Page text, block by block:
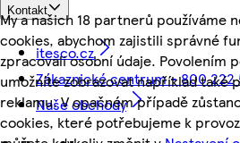
My a našich 18 partnerů používáme
cookies, abychom zajistili správné
zpracovali osobní údaje. Povolením
umožníte zobrazovat například také
reklamu. V opačném případě
cookies, které potřebujeme k
Kontakt
itesco.cz
Zákaznické centrum - 800 222
Naše obchody